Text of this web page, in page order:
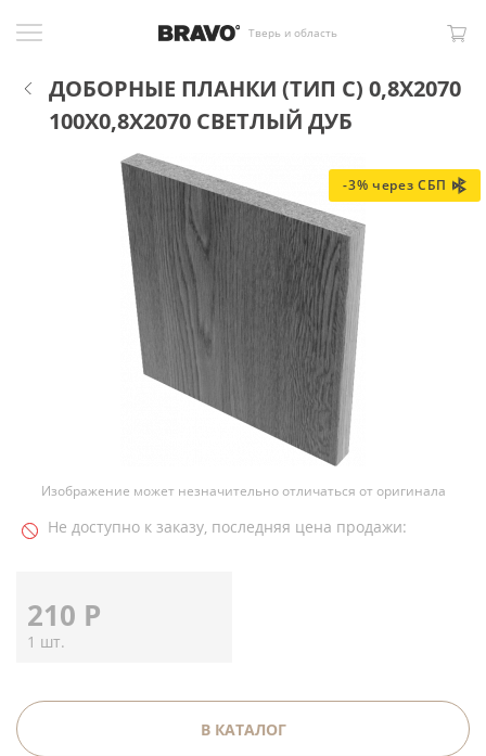
Тверь и область
ДОБОРНЫЕ ПЛАНКИ (ТИП С) 0,8Х2070
100X0,8X2070 СВЕТЛЫЙ ДУБ
-3% через СБП
Изображение может незначительно отличаться от оригинала
Не доступно к заказу, последняя цена продажи:
210 Р
1 шт.
В КАТАЛОГ